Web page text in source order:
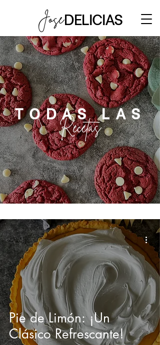
JoseDELICIAS
TODAS LAS
Recetas
Pie de Limón: ¡Un
Clásico Refrescante!